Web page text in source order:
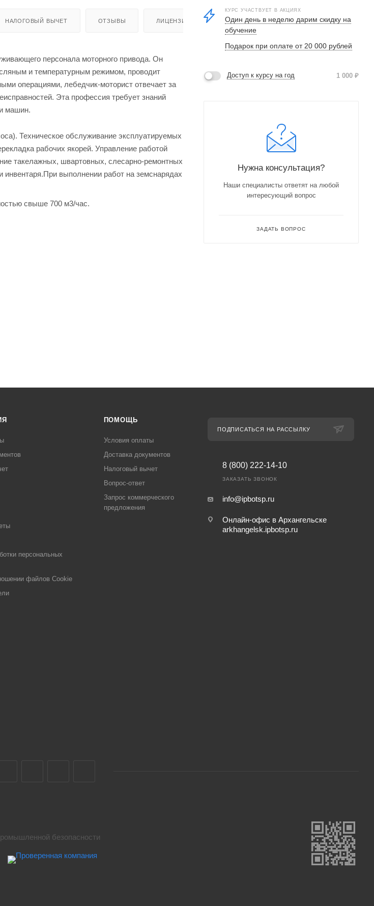
НАЛОГОВЫЙ ВЫЧЕТ ОТЗЫВЫ ЛИЦЕНЗИЯ
персонала моторного привода. Он
и температурным режимом, проводит
операциями, лебедчик-моторист отвечает за
Эта профессия требует знаний
машин.
Техническое обслуживание эксплуатируемых
рабочих якорей. Управление работой
такелажных, швартовных, слесарно-ремонтных
инвентаря.При выполнении работ на земснарядах
свыше 700 м3/час.
КУРС УЧАСТВУЕТ В АКЦИЯХ
Один день в неделю дарим скидку на
обучение
Подарок при оплате от 20 000 рублей
Доступ к курсу на год 1 000 ₽
Нужна консультация?
Наши специалисты ответят на любой
интересующий вопрос
ЗАДАТЬ ВОПРОС
персональных
файлов Cookie
ПОМОЩЬ
Условия оплаты
Доставка документов
Налоговый вычет
Вопрос-ответ
Запрос коммерческого
предложения
ПОДПИСАТЬСЯ НА РАССЫЛКУ
8 (800) 222-14-10
ЗАКАЗАТЬ ЗВОНОК
info@ipbotsp.ru
Онлайн-офис в Архангельске
arkhangelsk.ipbotsp.ru
безопасности